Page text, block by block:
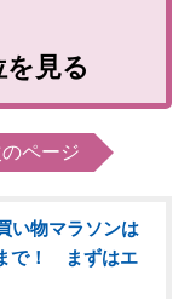
見る
ページ
い物マラソンは
で！ まずはエ